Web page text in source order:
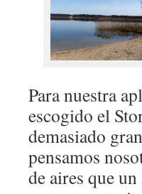
Para nuestra
escogido el
demasiado
pensamos
de aires que un